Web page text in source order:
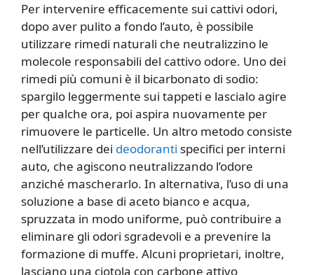
Per intervenire efficacemente sui cattivi odori,
dopo aver pulito a fondo l’auto, è possibile
utilizzare rimedi naturali che neutralizzino le
molecole responsabili del cattivo odore. Uno dei
rimedi più comuni è il bicarbonato di sodio:
spargilo leggermente sui tappeti e lascialo agire
per qualche ora, poi aspira nuovamente per
rimuovere le particelle. Un altro metodo consiste
nell’utilizzare dei deodoranti specifici per interni
auto, che agiscono neutralizzando l’odore
anziché mascherarlo. In alternativa, l’uso di una
soluzione a base di aceto bianco e acqua,
spruzzata in modo uniforme, può contribuire a
eliminare gli odori sgradevoli e a prevenire la
formazione di muffe. Alcuni proprietari, inoltre,
lasciano una ciotola con carbone attivo